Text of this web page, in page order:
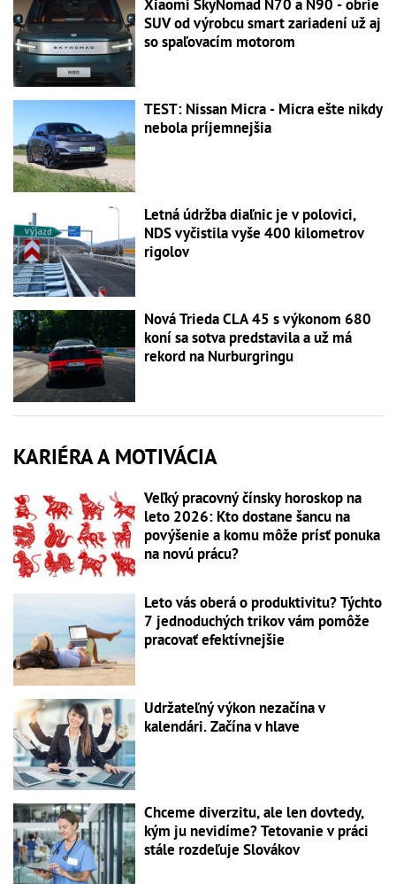
Xiaomi SkyNomad N70 a N90 - obrie
SUV od výrobcu smart zariadení už aj
so spaľovacím motorom
TEST: Nissan Micra - Micra ešte nikdy
nebola príjemnejšia
Letná údržba diaľnic je v polovici,
NDS vyčistila vyše 400 kilometrov
rigolov
Nová Trieda CLA 45 s výkonom 680
koní sa sotva predstavila a už má
rekord na Nurburgringu
KARIÉRA A MOTIVÁCIA
Veľký pracovný čínsky horoskop na
leto 2026: Kto dostane šancu na
povýšenie a komu môže prísť ponuka
na novú prácu?
Leto vás oberá o produktivitu? Týchto
7 jednoduchých trikov vám pomôže
pracovať efektívnejšie
Udržateľný výkon nezačína v
kalendári. Začína v hlave
Chceme diverzitu, ale len dovtedy,
kým ju nevidíme? Tetovanie v práci
stále rozdeľuje Slovákov